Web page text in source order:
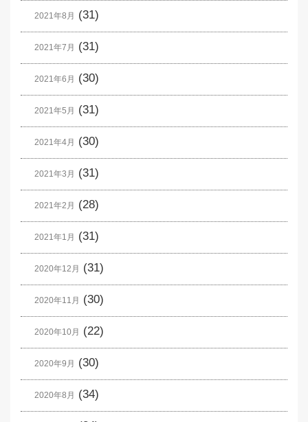
2021年8月 (31)
2021年7月 (31)
2021年6月 (30)
2021年5月 (31)
2021年4月 (30)
2021年3月 (31)
2021年2月 (28)
2021年1月 (31)
2020年12月 (31)
2020年11月 (30)
2020年10月 (22)
2020年9月 (30)
2020年8月 (34)